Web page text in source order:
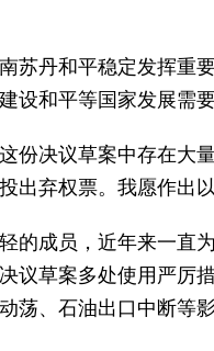
苏丹和平稳定发挥重
设和平等国家发展需
份决议草案中存在大
出弃权票。我愿作出
的成员，近年来一直
议草案多处使用严厉
荡、石油出口中断等